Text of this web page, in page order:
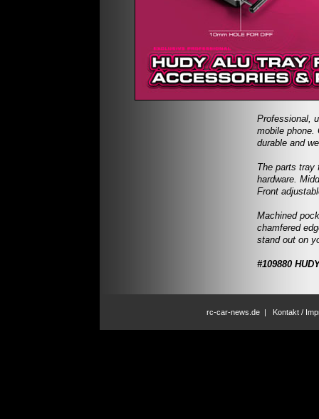
Professional,
mobile phone.
durable and
The parts tray
hardware.
Front
Machined
chamfered
stand out on
#109880
rc-car-news.de| Kontakt /